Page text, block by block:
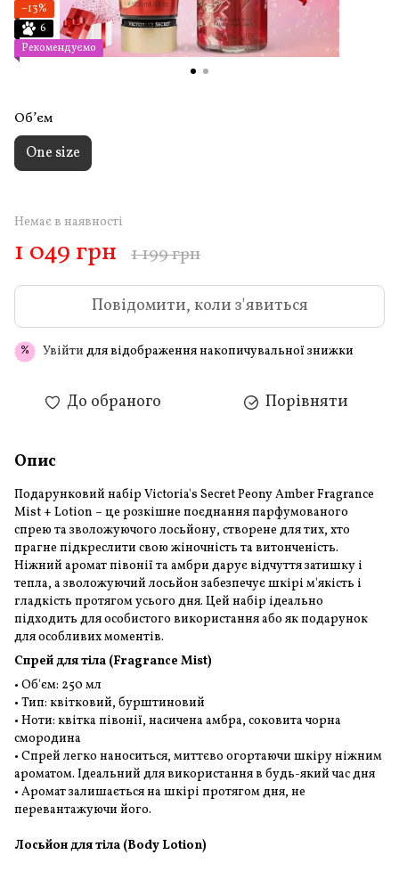
−13%
6
Рекомендуємо
Обʼєм
One size
Немає в наявності
1 049 грн 1 199 грн
Повідомити, коли з'явиться
% Увійти для відображення накопичувальної знижки
До обраного Порівняти
Опис
Подарунковий набір Victoria's Secret Peony Amber Fragrance
Mist + Lotion – це розкішне поєднання парфумованого
спрею та зволожуючого лосьйону, створене для тих, хто
прагне підкреслити свою жіночність та витонченість.
Ніжний аромат півонії та амбри дарує відчуття затишку і
тепла, а зволожуючий лосьйон забезпечує шкірі м'якість і
гладкість протягом усього дня. Цей набір ідеально
підходить для особистого використання або як подарунок
для особливих моментів.
Спрей для тіла (Fragrance Mist)
• Об'єм: 250 мл
• Тип: квітковий, бурштиновий
• Ноти: квітка півонії, насичена амбра, соковита чорна
смородина
• Спрей легко наноситься, миттєво огортаючи шкіру ніжним
ароматом. Ідеальний для використання в будь-який час дня
• Аромат залишається на шкірі протягом дня, не
перевантажуючи його.
Лосьйон для тіла (Body Lotion)